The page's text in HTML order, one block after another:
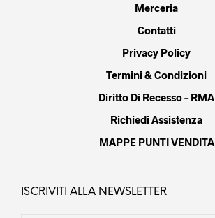
Merceria
Contatti
Privacy Policy
Termini & Condizioni
Diritto Di Recesso – RMA
Richiedi Assistenza
MAPPE PUNTI VENDITA
ISCRIVITI ALLA NEWSLETTER